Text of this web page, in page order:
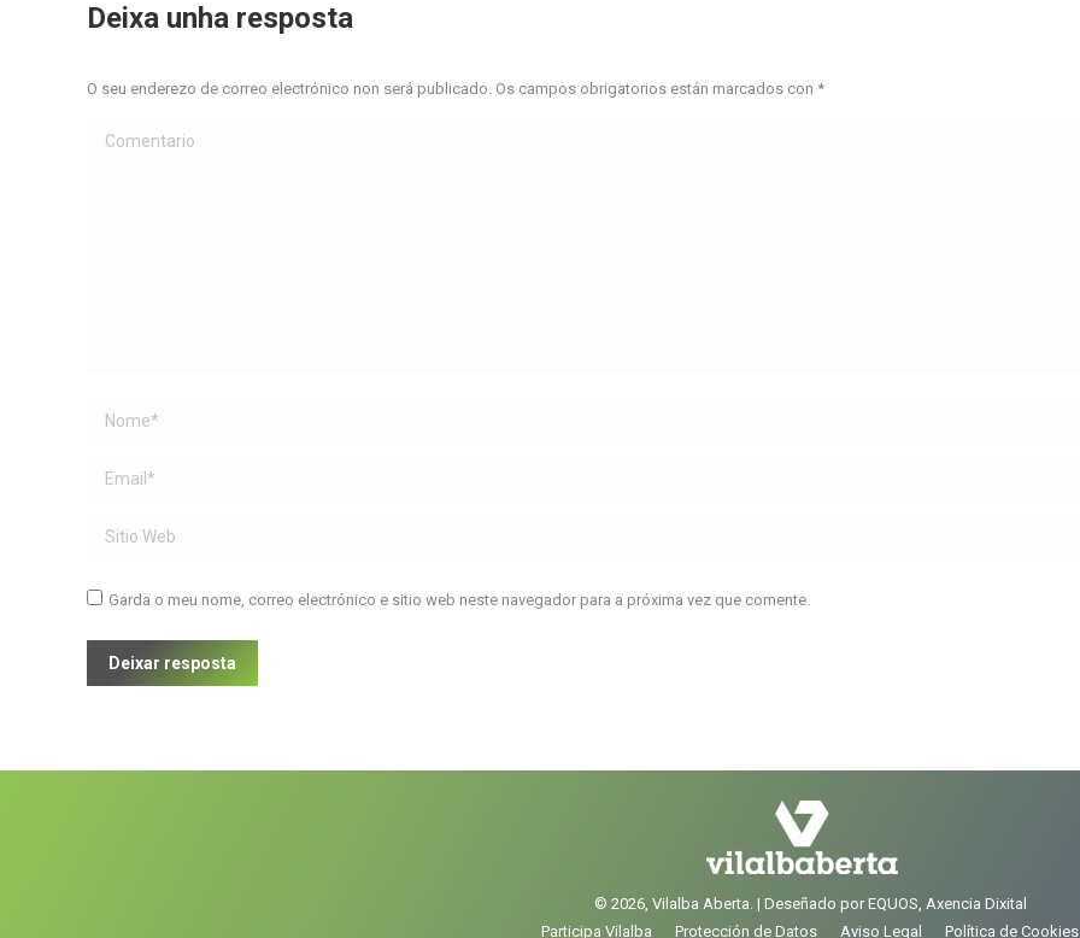
Deixa unha resposta
O seu enderezo de correo electrónico non será publicado. Os campos obrigatorios están marcados con *
Comentario
Name *
Email *
Sitio Web
Garda o meu nome, correo electrónico e sitio web neste navegador para a próxima vez que comente.
Deixar resposta
© 2026, Vilalba Aberta. | Deseñado por EQUOS, Axencia Dixital
Participa Vilalba
Protección de Datos Aviso Legal Política de Cookies